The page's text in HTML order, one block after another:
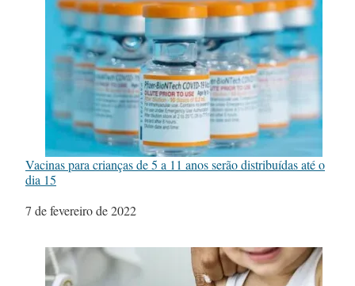
Vacinas para crianças de 5 a 11 anos serão distribuídas até o
dia 15
Data
7 de fevereiro de 2022